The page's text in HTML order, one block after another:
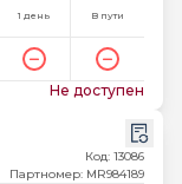
1 день В пути
Не доступен
Код: 13086
Партномер: MR984189